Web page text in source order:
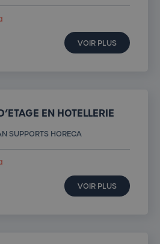
VOIR PLUS
EN HOTELLERIE
SUPPORTS HORECA
VOIR PLUS